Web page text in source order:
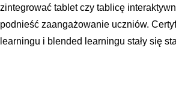
zintegrować tablet czy tablicę
podnieść zaangażowanie uczniów.
learningu i blended learningu stały się